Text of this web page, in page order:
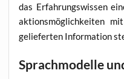
das Erfah­rungs­wis­sen
ak­ti­ons­mög­lich­kei­ten
gelie­fer­ten Infor­ma­ti­on
Sprachmodelle